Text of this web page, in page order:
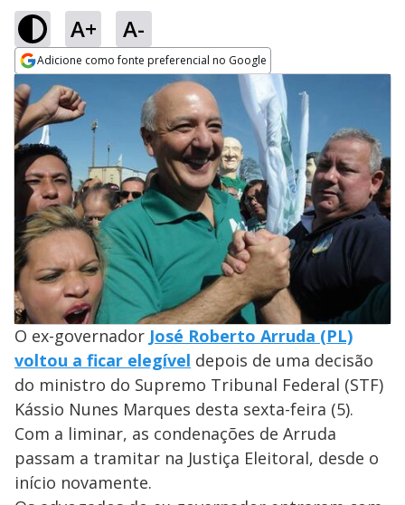
A+ A-
Adicione como fonte preferencial no Google
Opens in new window
O ex-governador José Roberto Arruda (PL)
voltou a ficar elegível depois de uma decisão
do ministro do Supremo Tribunal Federal (STF)
Kássio Nunes Marques desta sexta-feira (5).
Com a liminar, as condenações de Arruda
passam a tramitar na Justiça Eleitoral, desde o
início novamente.